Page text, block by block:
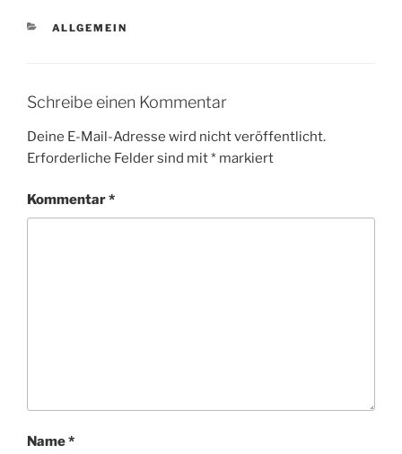
KATEGORIEN
ALLGEMEIN
Schreibe einen Kommentar
Deine E-Mail-Adresse wird nicht veröffentlicht.
Erforderliche Felder sind mit* markiert
Kommentar*
Name*